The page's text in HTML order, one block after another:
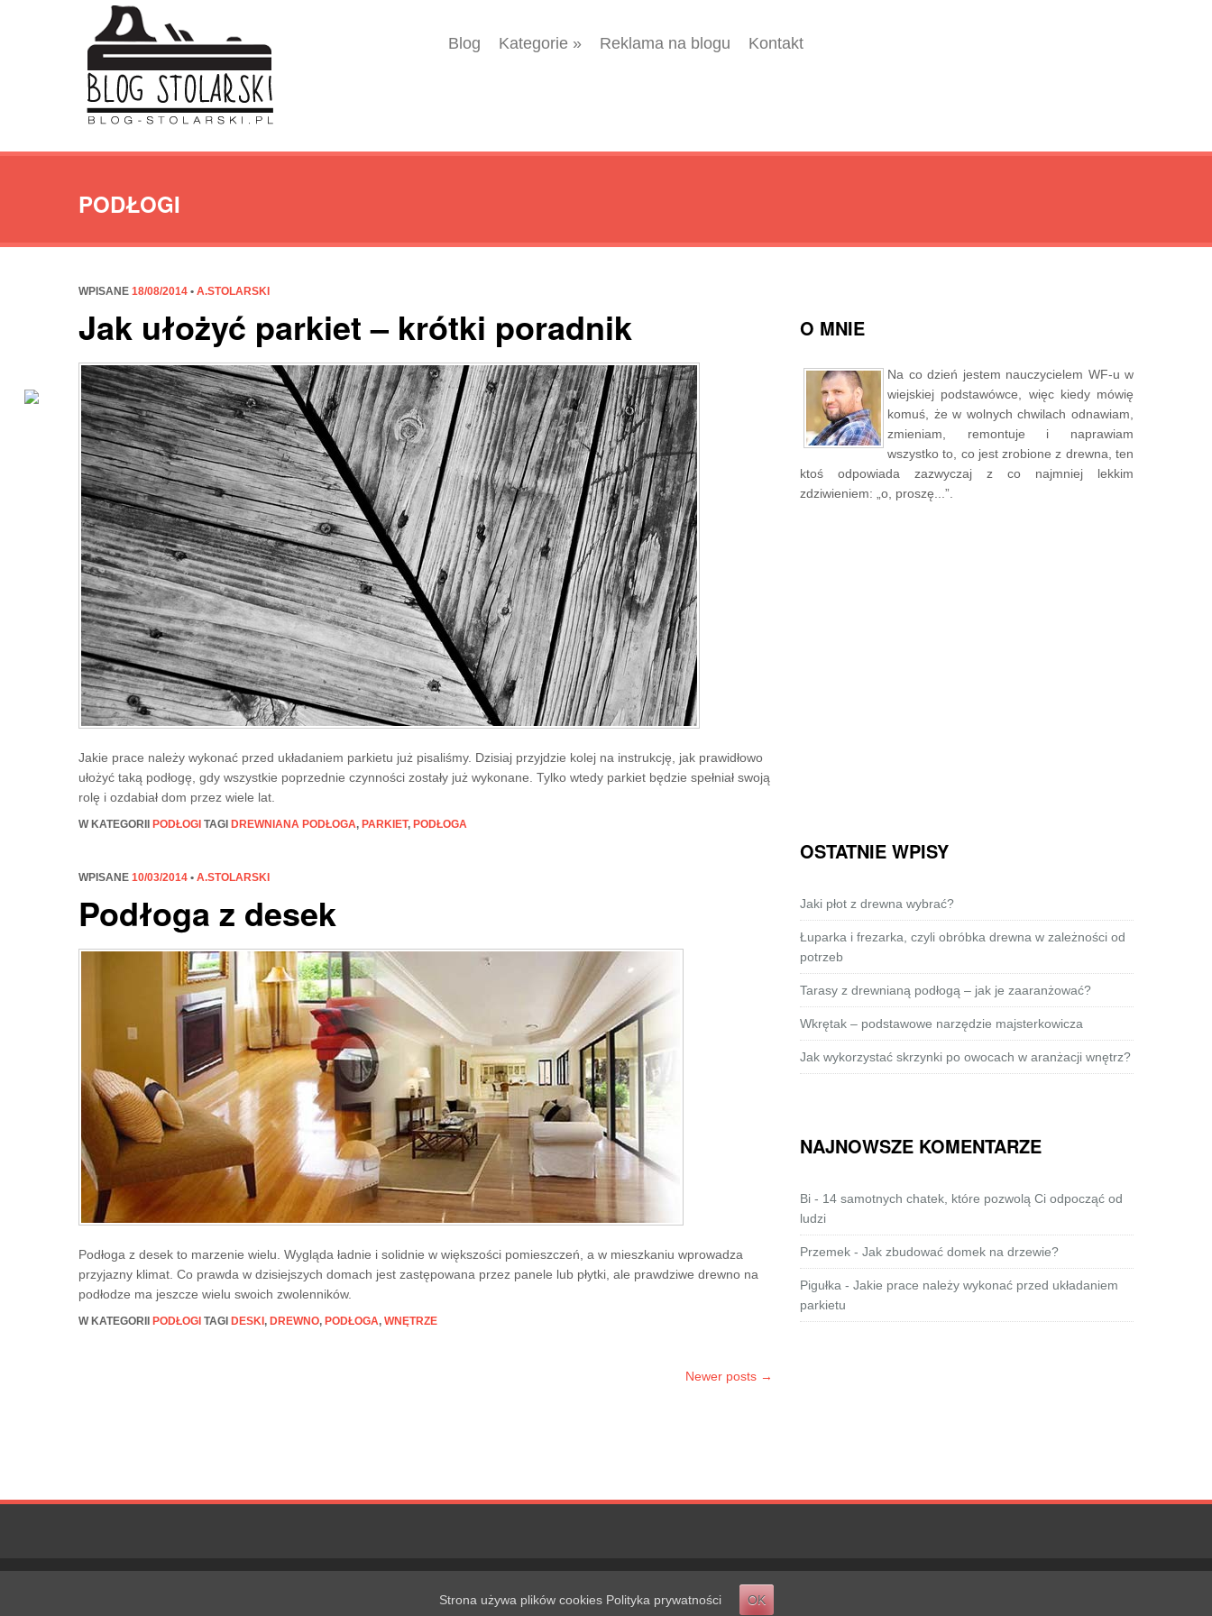
Blog Kategorie » Reklama na blogu Kontakt
PODŁOGI
WPISANE 18/08/2014 • A.STOLARSKI
Jak ułożyć parkiet – krótki poradnik
Jakie prace należy wykonać przed układaniem parkietu już pisaliśmy. Dzisiaj przyjdzie kolej na instrukcję, jak prawidłowo
ułożyć taką podłogę, gdy wszystkie poprzednie czynności zostały już wykonane. Tylko wtedy parkiet będzie spełniał swoją
rolę i ozdabiał dom przez wiele lat.
W KATEGORII PODŁOGI TAGI DREWNIANA PODŁOGA, PARKIET, PODŁOGA
WPISANE 10/03/2014 • A.STOLARSKI
Podłoga z desek
Podłoga z desek to marzenie wielu. Wygląda ładnie i solidnie w większości pomieszczeń, a w mieszkaniu wprowadza
przyjazny klimat. Co prawda w dzisiejszych domach jest zastępowana przez panele lub płytki, ale prawdziwe drewno na
podłodze ma jeszcze wielu swoich zwolenników.
W KATEGORII PODŁOGI TAGI DESKI , DREWNO, PODŁOGA, WNĘTRZE
Newer posts →
O MNIE
Na co dzień jestem nauczycielem WF-u w
wiejskiej podstawówce, więc kiedy mówię
komuś, że w wolnych chwilach odnawiam,
zmieniam, remontuje i naprawiam
wszystko to, co jest zrobione z drewna, ten
ktoś odpowiada zazwyczaj z co najmniej lekkim
zdziwieniem: „o, proszę...”.
OSTATNIE WPISY
Jaki płot z drewna wybrać?
Łuparka i frezarka, czyli obróbka drewna w zależności od
potrzeb
Tarasy z drewnianą podłogą – jak je zaaranżować?
Wkrętak – podstawowe narzędzie majsterkowicza
Jak wykorzystać skrzynki po owocach w aranżacji wnętrz?
NAJNOWSZE KOMENTARZE
Bi - 14 samotnych chatek, które pozwolą Ci odpocząć od
ludzi
Przemek - Jak zbudować domek na drzewie?
Pigułka - Jakie prace należy wykonać przed układaniem
parkietu
Strona używa plików cookies Polityka prywatności OK